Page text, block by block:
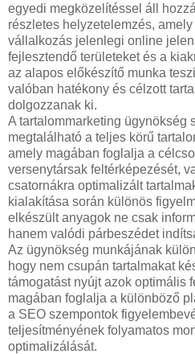
egyedi megközelítéssel áll
részletes helyzetelemzés,
vállalkozás jelenlegi online
fejlesztendő területeket és a
az alapos előkészítő munka
valóban hatékony és célzott
dolgozzanak ki.
A tartalommarketing ügynökség
megtalálható a teljes körű
amely magában foglalja a
versenytársak feltérképezését,
csatornákra optimalizált
kialakítása során különös
elkészült anyagok ne csak
hanem valódi párbeszédet
Az ügynökség munkájának
hogy nem csupán tartalmakat
támogatást nyújt azok optimális
magában foglalja a különböző
a SEO szempontok
teljesítményének folyamatos
optimalizálását.